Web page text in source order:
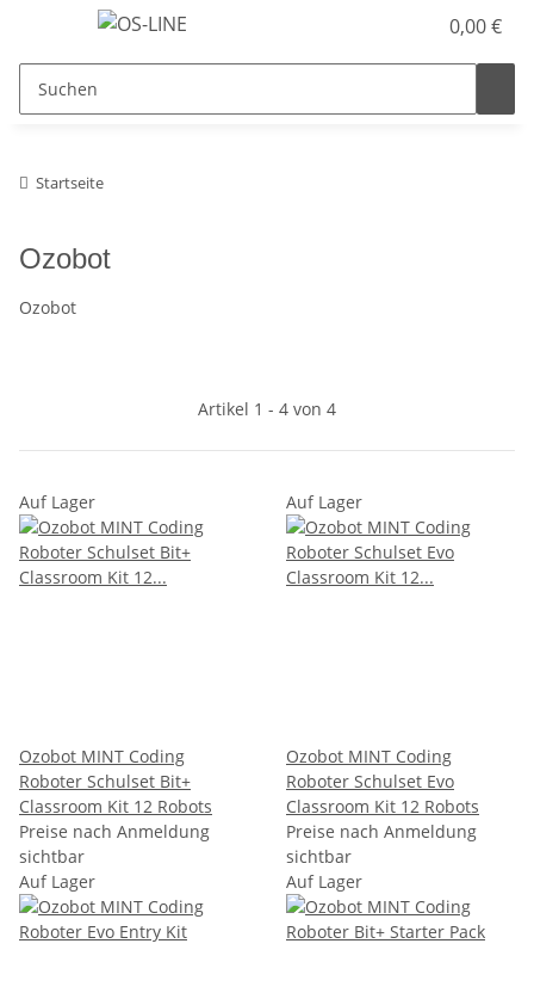
0,00 €
Startseite
Ozobot
Ozobot
Artikel 1 - 4 von 4
Auf Lager
Ozobot MINT Coding
Roboter Schulset Bit+
Classroom Kit 12 Robots
Preise nach Anmeldung
sichtbar
Auf Lager
Ozobot MINT Coding
Roboter Schulset Evo
Classroom Kit 12 Robots
Preise nach Anmeldung
sichtbar
Auf Lager
Auf Lager